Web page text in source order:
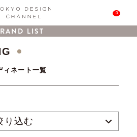
0
LIST
ィネート一覧
り込む